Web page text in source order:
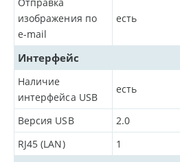
изображения по
e-mail
есть
Интерфейс
Наличие
интерфейса USB
есть
Версия USB
2.0
RJ45 (LAN)
1